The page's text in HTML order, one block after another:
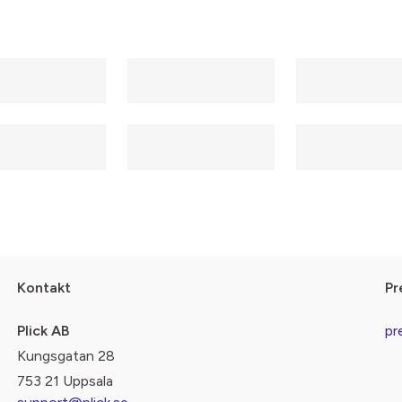
Kontakt
Plick AB
Kungsgatan 28
753 21 Uppsala